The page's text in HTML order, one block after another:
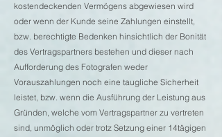
kostendeckenden Vermögens abgewiesen wird
oder wenn der Kunde seine Zahlungen einstellt,
bzw. berechtigte Bedenken hinsichtlich der Bonität
des Vertragspartners bestehen und dieser nach
Aufforderung des Fotografen weder
Vorauszahlungen noch eine taugliche Sicherheit
leistet, bzw. wenn die Ausführung der Leistung aus
Gründen, welche vom Vertragspartner zu vertreten
sind, unmöglich oder trotz Setzung einer 14tägigen